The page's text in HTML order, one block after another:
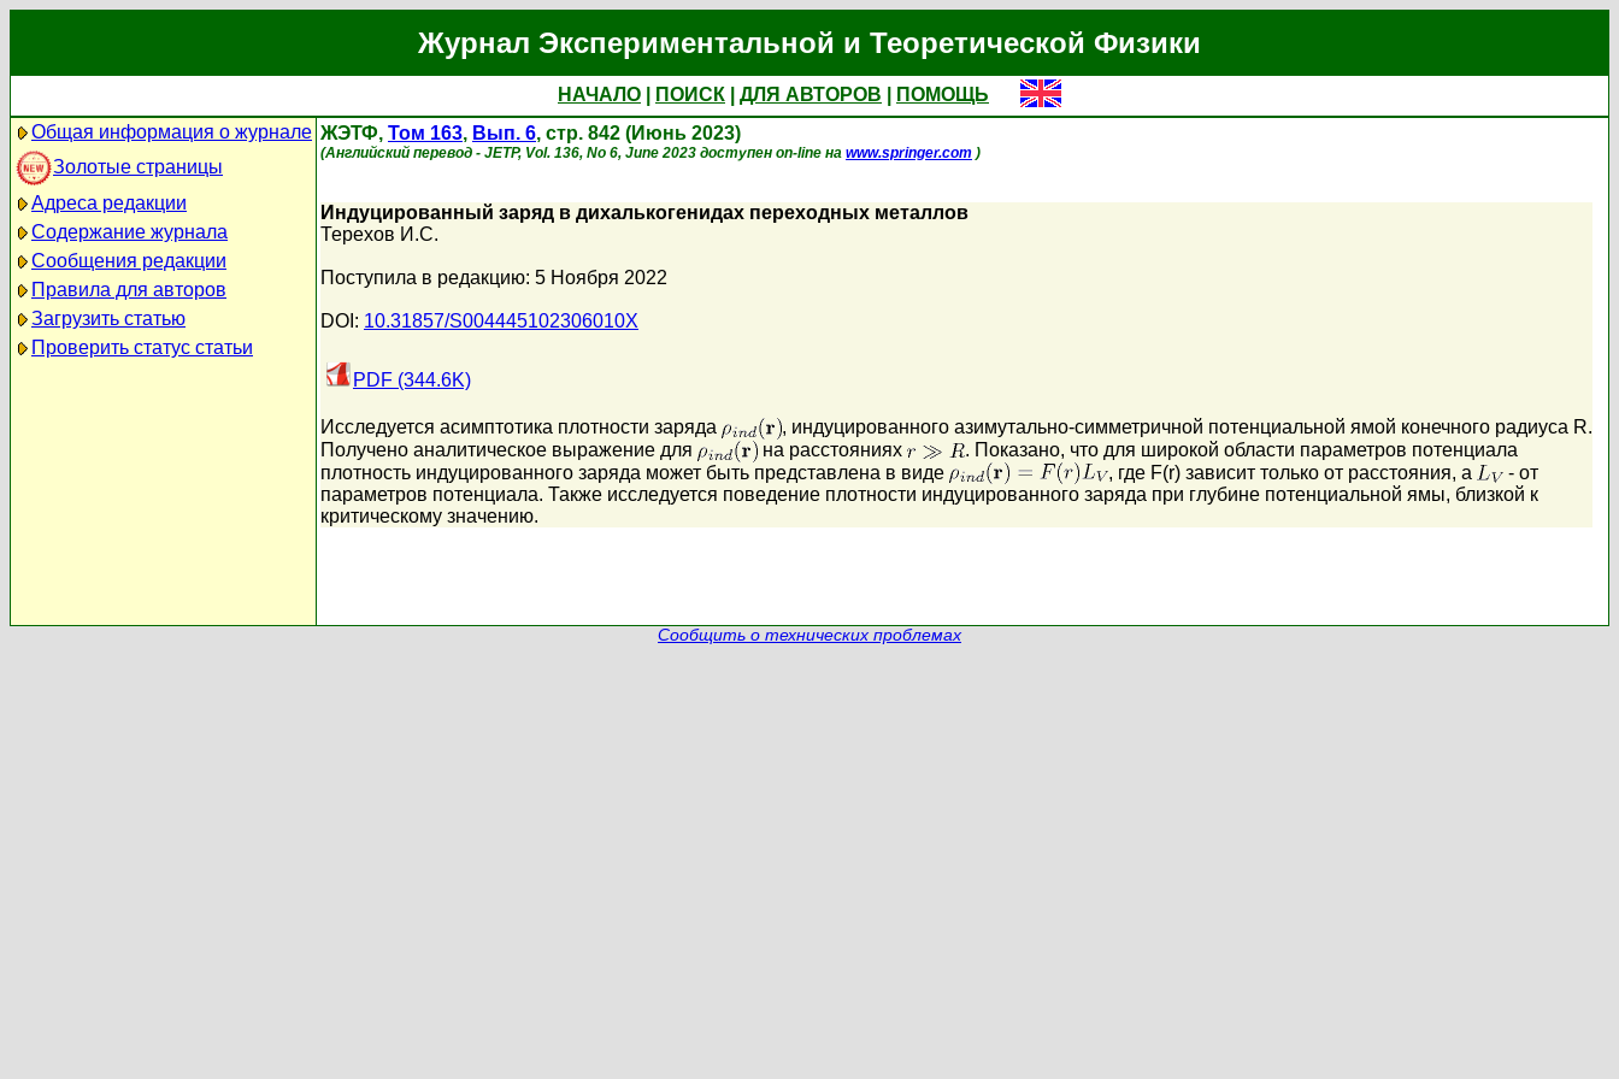
Журнал Экспериментальной и Теоретической Физики
НАЧАЛО ПОИСК ДЛЯ АВТОРОВ
ПОМОЩЬ
Общая информация о журнале
Золотые страницы
Адреса редакции
Содержание журнала
Сообщения редакции
Правила для авторов
Загрузить статью
Проверить статус статьи
ЖЭТФ, Том 163, Вып. 6, стр. 842 (Июнь 2023)
(Английский перевод - JETP, Vol. 136, No 6, June 2023 доступен on-line на www.springer.com )
Индуцированный заряд в дихалькогенидах переходных металлов
Терехов И.С.
Поступила в редакцию: 5 Ноября 2022
DOI: 10.31857/S004445102306010X
PDF (344.6K)
Исследуется асимптотика плотности заряда
, индуцированного азимутально-симметричной потенциальной ямой конечного радиуса R.
Получено аналитическое выражение для
на расстояниях
. Показано, что для широкой области параметров потенциала
плотность индуцированного заряда может быть представлена в виде
, где F(r) зависит только от расстояния, а
- от
параметров потенциала. Также исследуется поведение плотности индуцированного заряда при глубине потенциальной ямы, близкой к
критическому значению.
Сообщить о технических проблемах